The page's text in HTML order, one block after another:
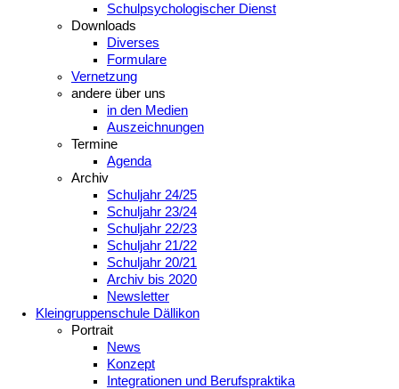
Schulpsychologischer Dienst
Downloads
Diverses
Formulare
Vernetzung
andere über uns
in den Medien
Auszeichnungen
Termine
Agenda
Archiv
Schuljahr 24/25
Schuljahr 23/24
Schuljahr 22/23
Schuljahr 21/22
Schuljahr 20/21
Archiv bis 2020
Newsletter
Kleingruppenschule Dällikon
Portrait
News
Konzept
Integrationen und Berufspraktika